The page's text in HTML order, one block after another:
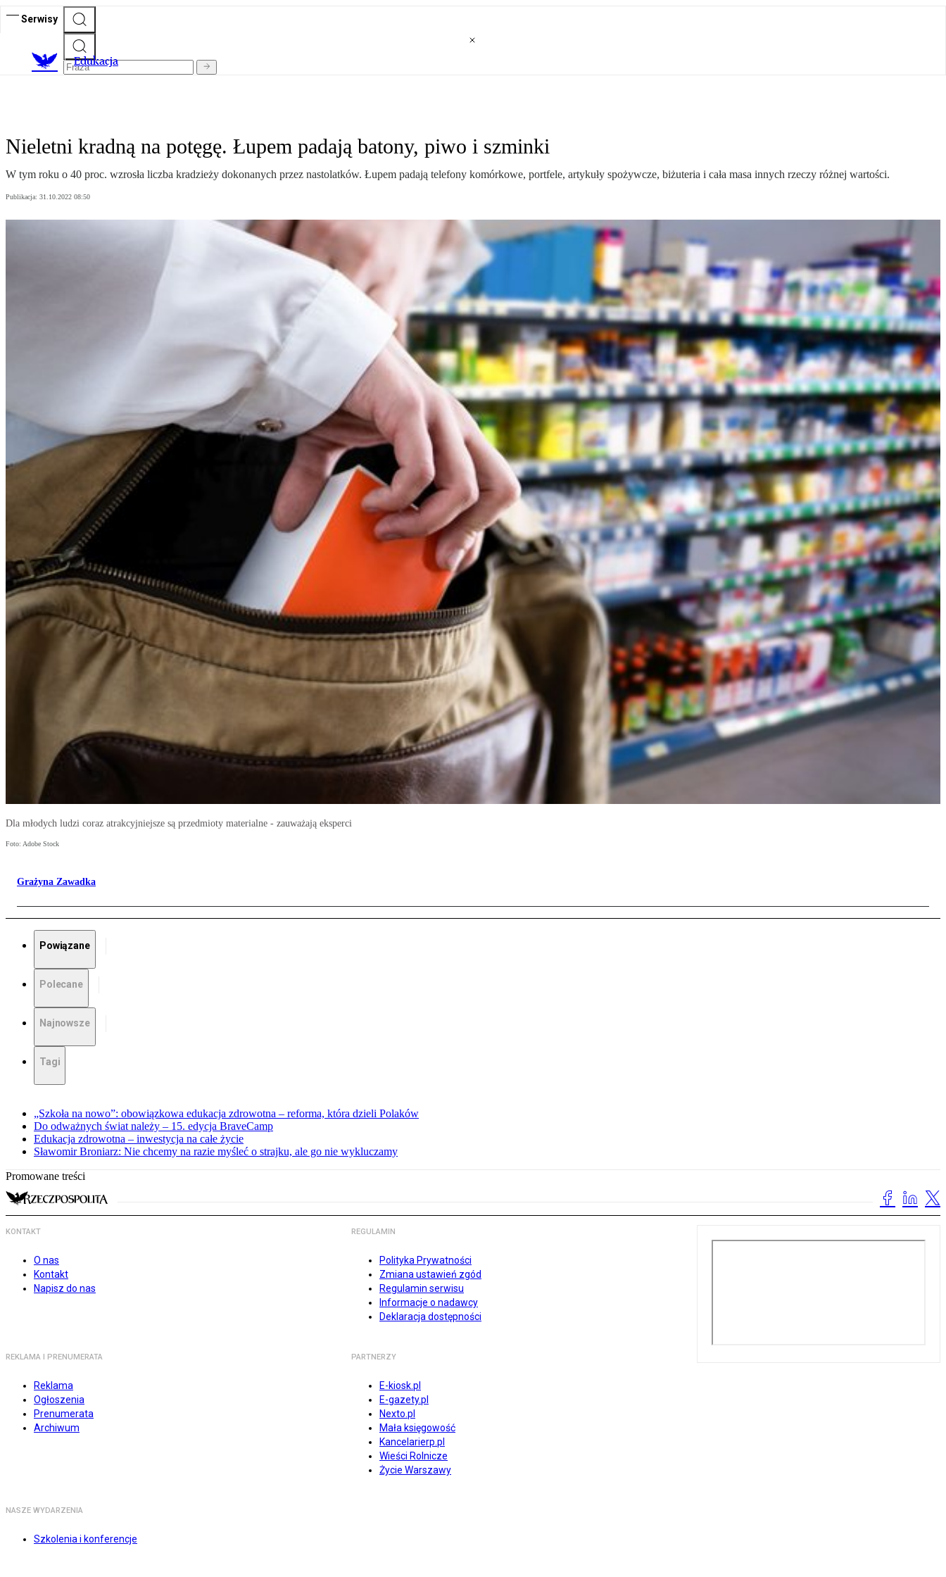
Serwisy
Edukacja
Nieletni kradną na potęgę. Łupem padają batony, piwo i szminki
W tym roku o 40 proc. wzrosła liczba kradzieży dokonanych przez nastolatków. Łupem padają telefony komórkowe, portfele, artykuły spożywcze, biżuteria i cała masa innych rzeczy różnej wartości.
Publikacja: 31.10.2022 08:50
Dla młodych ludzi coraz atrakcyjniejsze są przedmioty materialne - zauważają eksperci
Foto: Adobe Stock
Grażyna Zawadka
Powiązane
Polecane
Najnowsze
Tagi
„Szkoła na nowo”: obowiązkowa edukacja zdrowotna – reforma, która dzieli Polaków
Do odważnych świat należy – 15. edycja BraveCamp
Edukacja zdrowotna – inwestycja na całe życie
Sławomir Broniarz: Nie chcemy na razie myśleć o strajku, ale go nie wykluczamy
Promowane treści
KONTAKT
O nas
Kontakt
Napisz do nas
REGULAMIN
Polityka Prywatności
Zmiana ustawień zgód
Regulamin serwisu
Informacje o nadawcy
Deklaracja dostępności
REKLAMA I PRENUMERATA
Reklama
Ogłoszenia
Prenumerata
Archiwum
PARTNERZY
E-kiosk.pl
E-gazety.pl
Nexto.pl
Mała księgowość
Kancelarierp.pl
Wieści Rolnicze
Życie Warszawy
NASZE WYDARZENIA
Szkolenia i konferencje